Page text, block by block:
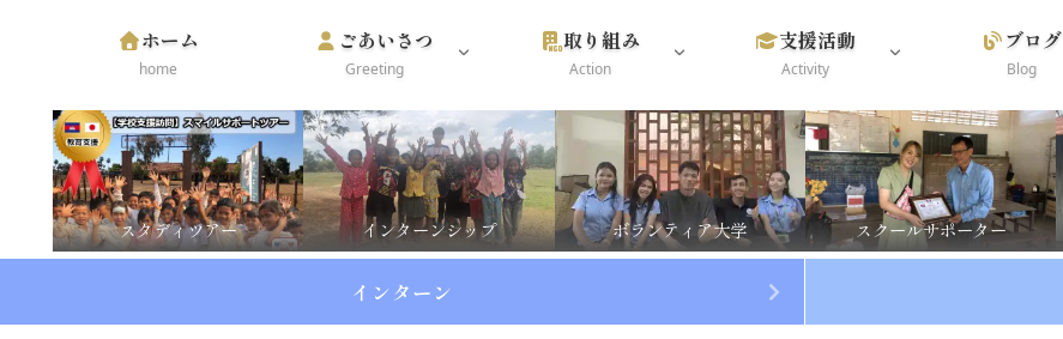
ホーム
home
ごあいさつ
Greeting
取り組み
Action
支援活動
Activity
ブログ
Blog
スタディツアー インターンシップ ボランティア大学 スクールサポーター
インターン